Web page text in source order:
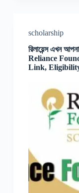
scholarship
রিলায়েন্স এখন
Reliance
Link,